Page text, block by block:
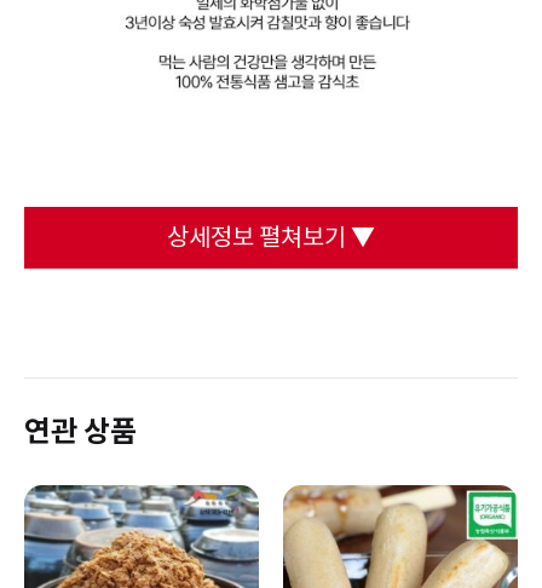
상세정보 펼쳐보기 ▼
연관 상품